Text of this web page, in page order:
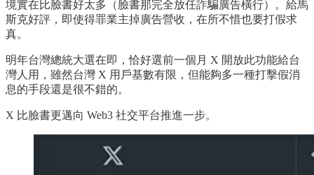
境實在比臉書好太多（臉書那完全放任詐騙廣告橫行）。給馬
斯克好評，即使得罪業主掉廣告營收，在所不惜也要打假求
真。
明年台灣總統大選在即，恰好選前一個月 X 開放此功能給台
灣人用，雖然台灣 X 用戶基數有限，但能夠多一種打擊假消
息的手段還是很不錯的。
X 比臉書更邁向 Web3 社交平台推進一步。